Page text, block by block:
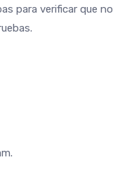
para verificar que